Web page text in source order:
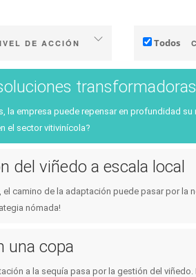
DE ACCIÓN
(finca o bodega)
cooperativas….)
comarcas, etc.)
pública y privada
publicas
Todos
transformadoras
la empresa puede repensar en profundidad
el sector vitivinícola?
del viñedo a escala local
el camino de la adaptación puede pasar por
nómada!
una copa
a la sequía pasa por la gestión del